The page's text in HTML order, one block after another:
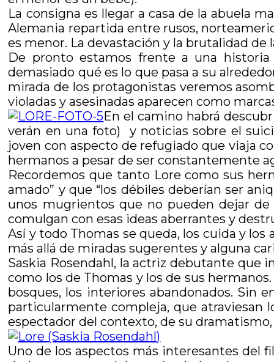
La consigna es llegar a casa de la abuela
Alemania repartida entre rusos,
es menor. La devastación y la brutalidad
De pronto estamos frente a una
demasiado qué es lo que pasa a su
mirada de los protagonistas veremos
violadas y asesinadas aparecen como
En el camino habrá
verán en una foto) y noticias sobre el
joven con aspecto de refugiado que viaja
hermanos a pesar de ser constantemente
Recordemos que tanto Lore como sus
amado” y que “los débiles deberían ser
unos mugrientos que no pueden dejar
comulgan con esas ideas aberrantes y
Así y todo Thomas se queda, los cuida y
más allá de miradas sugerentes y alguna
Saskia Rosendahl, la actriz debutante que
como los de Thomas y los de sus
bosques, los interiores abandonados. Sin
particularmente compleja, que atraviesan
espectador del contexto, de su
Uno de los aspectos más interesantes del